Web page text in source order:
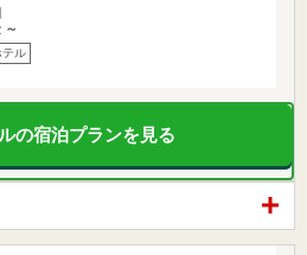
～
テル
の宿泊プランを見る